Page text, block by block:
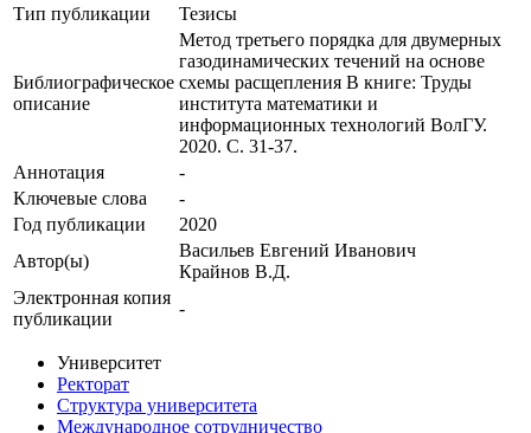
Тип публикации
Тезисы
Библиографическое
описание
Метод третьего порядка для двумерных
газодинамических течений на основе
схемы расщепления В книге: Труды
института математики и
информационных технологий ВолГУ.
2020. С. 31-37.
Аннотация
-
Ключевые cлова
-
Год публикации
2020
Автор(ы)
Васильев Евгений Иванович
Крайнов В.Д.
Электронная копия
публикации
-
Университет
Ректорат
Структура университета
Международное сотрудничество